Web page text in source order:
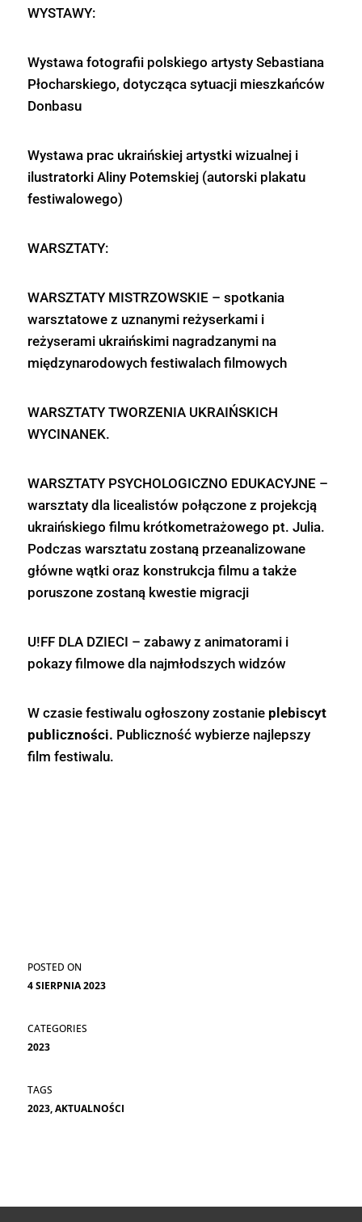
4 SIERPNIA 2023
2023
2023,AKTUALNOŚCI
WYSTAWY:
Wystawa fotografii polskiego artysty Sebastiana
Płocharskiego, dotycząca sytuacji mieszkańców
Donbasu
Wystawa prac ukraińskiej artystki wizualnej i
ilustratorki Aliny Potemskiej (autorski plakatu
festiwalowego)
WARSZTATY:
WARSZTATY MISTRZOWSKIE – spotkania
warsztatowe z uznanymi reżyserkami i
reżyserami ukraińskimi nagradzanymi na
międzynarodowych festiwalach filmowych
WARSZTATY TWORZENIA UKRAIŃSKICH
WYCINANEK.
WARSZTATY PSYCHOLOGICZNO EDUKACYJNE –
warsztaty dla licealistów połączone z projekcją
ukraińskiego filmu krótkometrażowego pt. Julia.
Podczas warsztatu zostaną przeanalizowane
główne wątki oraz konstrukcja filmu a także
poruszone zostaną kwestie migracji
U!FF DLA DZIECI – zabawy z animatorami i
pokazy filmowe dla najmłodszych widzów
W czasie festiwalu ogłoszony zostanie plebiscyt
publiczności. Publiczność wybierze najlepszy
film festiwalu.